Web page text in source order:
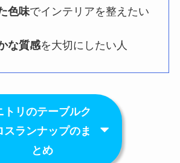
色味でインテリアを整えたい
な質感を大切にしたい人
トリのテーブルク
スランナップのま
とめ